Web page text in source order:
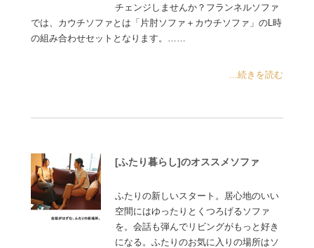
チェンジしませんか？フランネルソファ
では、カウチソファとは「片肘ソファ＋カウチソファ」のL時
の組み合わせセットとなります。……
...続きを読む
[ふたり暮らし]のオススメソファ
ふたりの新しいスタート。居心地のいい
空間にはゆったりとくつろげるソファ
を。会話も弾んでリビングがもっと好き
になる。ふたりのお気に入りの場所はソ